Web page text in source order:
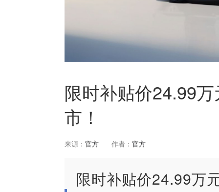
限时补贴价24.99
市！
来源： 官方 作者： 官方
限时补贴价24.99万